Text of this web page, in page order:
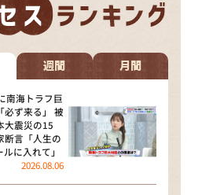
み・岡村の過ぎるTV
食堂
余談なんですけど・・・
生密着トークバラエティ！
すとものいたって真剣です
！ナイトスクープ
週間 月間
南海トラフ巨
必ず来る」 被
大震災の15
言「人生の
に入れて」
2026.08.06